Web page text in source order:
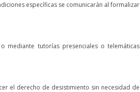
específicas se comunicarán al formalizar
tutorías presenciales o telemáticas
el derecho de desistimiento sin necesidad de